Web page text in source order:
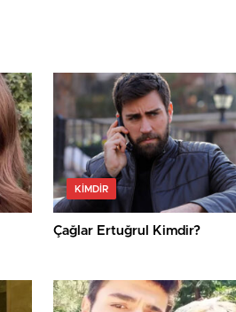
KIMDIR
Çağlar Ertuğrul Kimdir?